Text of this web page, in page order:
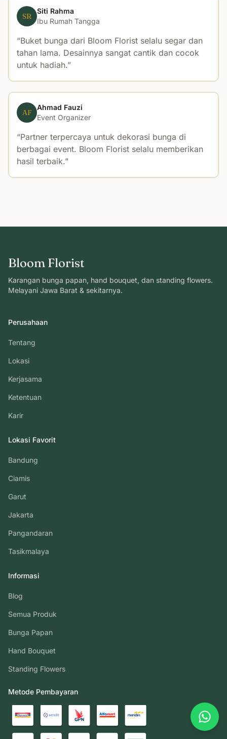
SR
Siti Rahma
Ibu Rumah Tangga
Buket bunga dari Bloom Florist selalu segar dan
tahan lama. Desainnya sangat cantik dan cocok
untuk hadiah.
AF
Ahmad Fauzi
Event Organizer
Partner terpercaya untuk dekorasi bunga di
berbagai event. Bloom Florist selalu memberikan
hasil terbaik.
Bloom Florist
Karangan bunga papan, hand bouquet, dan standing flowers.
Melayani Jawa Barat & sekitarnya.
Perusahaan
Tentang
Lokasi
Kerjasama
Ketentuan
Karir
Lokasi Favorit
Bandung
Ciamis
Garut
Jakarta
Pangandaran
Tasikmalaya
Informasi
Blog
Semua Produk
Bunga Papan
Hand Bouquet
Standing Flowers
Metode Pembayaran